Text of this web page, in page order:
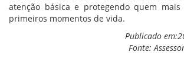
atenção básica e protegendo quem mais
primeiros momentos de vida.
Publicado
Fonte: